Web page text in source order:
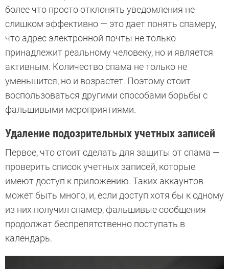
более что просто отклонять уведомления не
слишком эффективно — это дает понять спамеру,
что адрес электронной почты не только
принадлежит реальному человеку, но и является
активным. Количество спама не только не
уменьшится, но и возрастет. Поэтому стоит
воспользоваться другими способами борьбы с
фальшивыми мероприятиями.
Удаление подозрительных учетных записей
Первое, что стоит сделать для защиты от спама —
проверить список учетных записей, которые
имеют доступ к приложению. Таких аккаунтов
может быть много, и, если доступ хотя бы к одному
из них получил спамер, фальшивые сообщения
продолжат беспрепятственно поступать в
календарь.